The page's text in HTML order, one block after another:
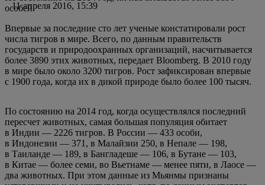
11 апреля 2016, 15:39
особей.
Впервые за последние сто лет ученые констатировали рост
числа тигров в мире. Всего, по данным правительств
государств и природоохранных организаций, насчитывается
более 3890 этих животных, передает Bloomberg. В 2010 году
в мире было около 3200 тигров. Рост зафиксирован впервые
с 1900 года, когда их в дикой природе было более 100 тысяч.
По состоянию на 2014 год, когда осуществлялся последний
пересчет животных, самая большая популяция обитает
в Индии — 2226 тигров. В России — 433 особи,
в Индонезии — 371, в Малайзии 250, в Непале — 198,
в Таиланде — 189, в Бангладеше — 106, в Бутане — 103,
в Китае — более семи, во Вьетнаме — менее пяти, в Лаосе —
два животных. При этом данные из Мьянмы признаны